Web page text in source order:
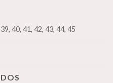
40, 41, 42, 43, 44, 45